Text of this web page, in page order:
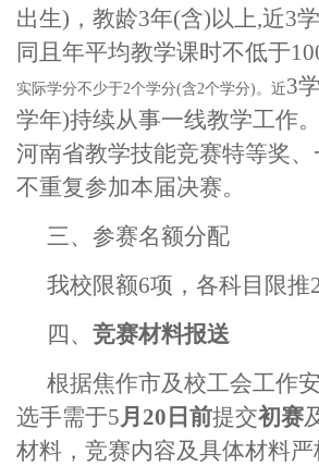
出生)，教龄3年(含)以上,近3
同且年平均教学课时不低于
实际学分不少于2个学分(含2个学分)。 近3
学年)持续从事一线教学工作
河南省教学技能竞赛特等奖
不重复参加本届决赛。
三、参赛名额分配
我校限额6项，各科目限推
四、 竞赛材料报送
根据焦作市及校工会工作
选手需于5月 20 日前提交初赛
材料，竞赛内容及具体材料严